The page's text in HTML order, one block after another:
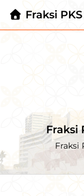
Fraksi PKS
Fraksi
Fraksi